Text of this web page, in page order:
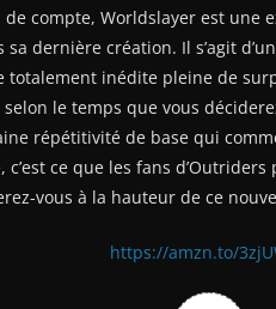
compte, Worldslayer est une
sa dernière création. Il s’agit
totalement inédite pleine de
le temps que vous
répétitivité de base qui
ce que les fans
vous à la hauteur de ce
https://amzn.to/